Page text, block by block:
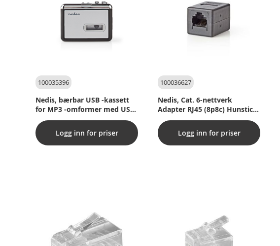
100035396
Nedis, bærbar USB -kassett
for MP3 -omformer med USB
-kabel og programvare
Logg inn for priser
100036627
Nedis, Cat. 6-nettverk
Adapter RJ45 (8p8c) Hunstick
RJ45 (8p8c) Hunstick Black
Logg inn for priser